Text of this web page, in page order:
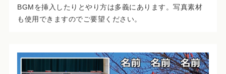
BGMを挿入したりとやり方は多義にあります。写真素材
も使用できますのでご要望ください。